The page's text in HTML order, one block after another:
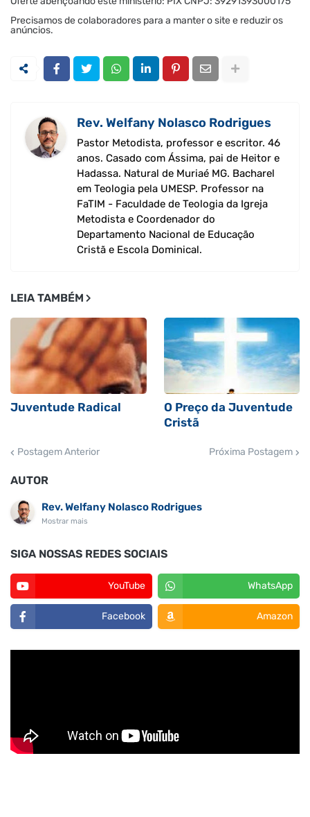
Precisamos de colaboradores para a manter o site e reduzir os
anúncios.
Rev. Welfany Nolasco Rodrigues
Pastor Metodista, professor e escritor. 46
anos. Casado com Ássima, pai de Heitor e
Hadassa. Natural de Muriaé MG. Bacharel
em Teologia pela UMESP. Professor na
FaTIM - Faculdade de Teologia da Igreja
Metodista e Coordenador do
Departamento Nacional de Educação
Cristã e Escola Dominical.
LEIA TAMBÉM
Juventude Radical
O Preço da Juventude
Cristã
Postagem Anterior Próxima Postagem
AUTOR
Rev. Welfany Nolasco Rodrigues
Mostrar mais
SIGA NOSSAS REDES SOCIAIS
YouTube WhatsApp
Facebook Amazon